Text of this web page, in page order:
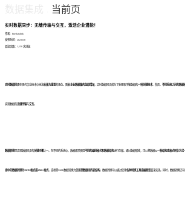
当前页
实时数据同步：无缝传输与交互，激活企业潜能！
作者：finedatalink
发布时间：2023.8.8
阅读次数：1,130 次浏览
实时数据同步 在现代信息技术中扮演着极为重要的角色。随着企业数据量的急剧增加，实时数据同步成为了处理和传输数据的 一种关键技术。然而， 不同系统之间的数据
实现数据的 无缝传输与交互
数据转换 是实现数据同步的 关键步骤之一。在不同的系统中，数据通常使用不同的编码格式和数据结构进行存储。通过数据转换，可以将数据从一种结构或格式转化为另
库中的数据转换为JSON格式或XML格式，或者将XML数据转换为关系型数据库的表结构。数据转换可以通过使用各种转换工具或编程语言来实现。同时，数据转换还可